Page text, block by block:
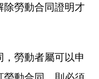
除勞動合同證明才
勞動者屬可以申